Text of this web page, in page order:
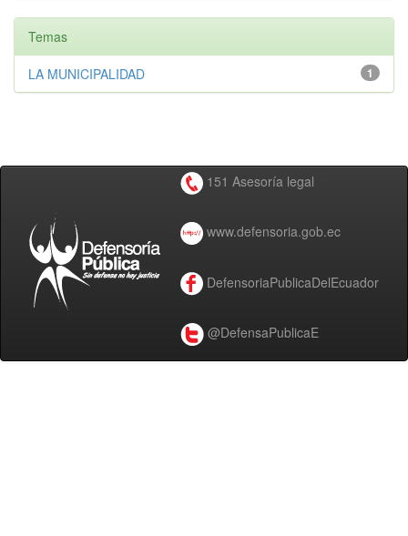
Temas
1
LA MUNICIPALIDAD
151 Asesoría legal
www.defensoria.gob.ec
DefensoriaPublicaDelEcuador
@DefensaPublicaE